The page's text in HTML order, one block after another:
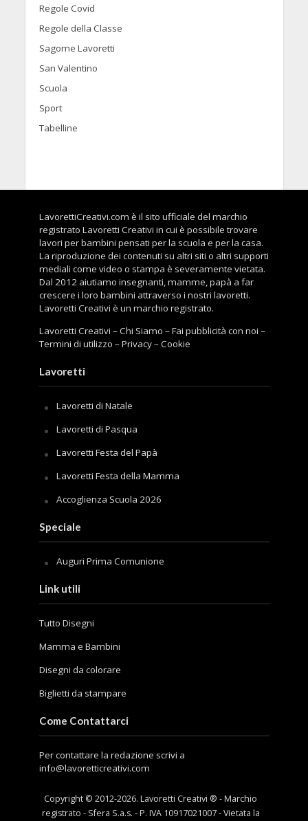
Regole Covid
Regole della Classe
Sagome Lavoretti
San Valentino
Scuola
Sport
Tabelline
LavorettiCreativi.com è il sito ufficiale del marchio
registrato Lavoretti Creativi in cui è possibile trovare
lavori per bambini pensati per la scuola e per la casa.
La riproduzione dei contenuti su altri siti o altri supporti
mediali come video o stampa è severamente vietata.
Dal 2012 aiutiamo insegnanti, mamme, papà a far
crescere i loro bambini attraverso i nostri lavoretti.
Lavoretti Creativi è un marchio registrato.
Lavoretti Creativi –Chi Siamo –Fai pubblicità con noi –
Termini di utilizzo –Privacy–Cookie
Lavoretti
Lavoretti di Natale
Lavoretti di Pasqua
Lavoretti Festa del Papà
Lavoretti Festa della Mamma
Accoglienza Scuola 2026
Speciale
Auguri Prima Comunione
Link utili
Tutto Disegni
Mamma e Bambini
Disegni da colorare
Biglietti da stampare
Come Contattarci
Per contattare la redazione scrivi a
info@lavoretticreativi.com
Copyright © 2012-2026. Lavoretti Creativi ® - Marchio
registrato - Sfera S.a.s. - P. IVA 10917021007 - Vietata la